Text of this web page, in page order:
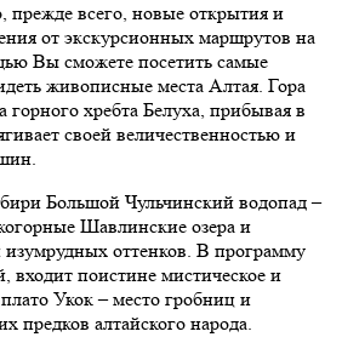
прежде всего, новые открытия и
от экскурсионных маршрутов на
Вы сможете посетить самые
живописные места Алтая. Гора
горного хребта Белуха, прибывая в
своей величественностью и
Большой Чульчинский водопад –
Шавлинские озера и
оттенков. В программу
входит поистине мистическое и
Укок – место гробниц и
предков алтайского народа.